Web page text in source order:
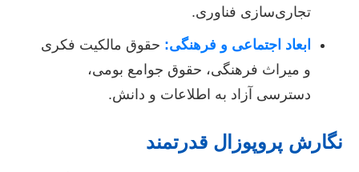
تجاری‌سازی فناوری.
ابعاد اجتماعی و فرهنگی: حقوق مالکیت فکری
و میراث فرهنگی، حقوق جوامع بومی،
دسترسی آزاد به اطلاعات و دانش.
نگارش پروپوزال قدرتمند